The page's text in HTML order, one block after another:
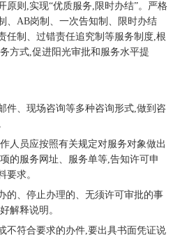
原则,实现“优质服务,限时办结”。严格
、AB岗制、一次告知制、限时办结
任制、过错责任追究制等服务制度,根
方式,促进阳光审批和服务水平提
、现场咨询等多种咨询形式,做到咨
员应按照有关规定对服务对象做出
的服务网址、服务单等,告知许可申
要求。
、停止办理的、无须许可审批的事
解释说明。
符合要求的办件,要出具书面凭证说